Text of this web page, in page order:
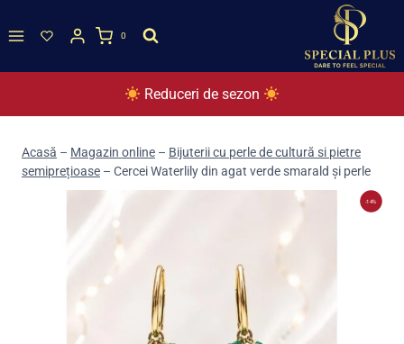
to
0
Reduceri de sezon
Acasă – Magazin online – Bijuterii cu perle de cultură si pietre
semiprețioase – Cercei Waterlily din agat verde smarald și perle
-14%